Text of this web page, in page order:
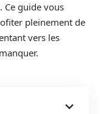
Ce guide vous
pleinement de
vers les